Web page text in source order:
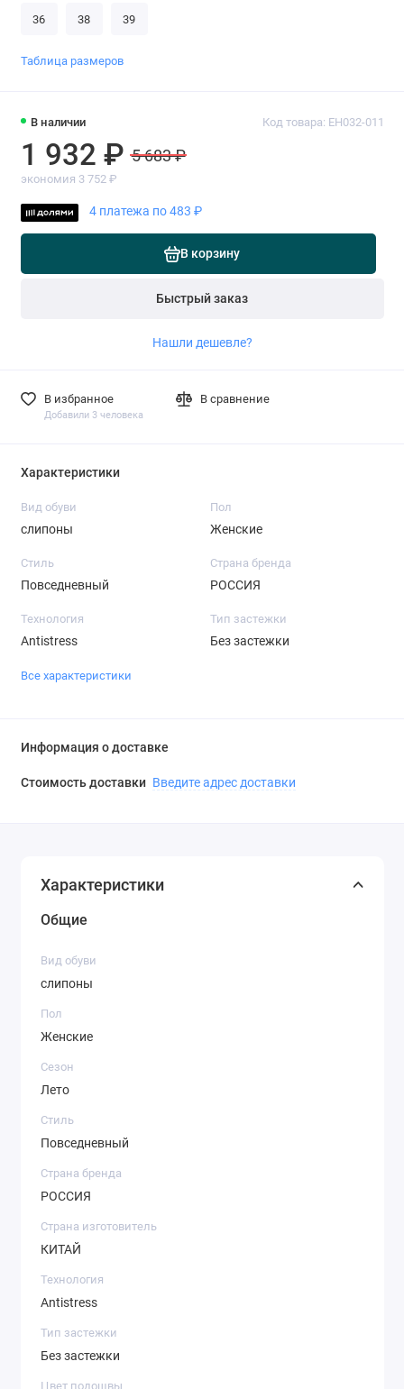
В наличии Код товара: EH032-011
1 932 ₽ 5 683 ₽
экономия 3 752 ₽
4 платежа по 483 ₽
В корзину
Быстрый заказ
Нашли дешевле?
В избранное
Добавили 3 человека
В сравнение
36 38 39
Таблица размеров
Характеристики
Вид обуви
слипоны
Пол
Женские
Стиль
Повседневный
Страна бренда
РОССИЯ
Технология
Antistress
Тип застежки
Без застежки
Все характеристики
Информация о доставке
Стоимость доставки Введите адрес доставки
Характеристики
Общие
Вид обуви
слипоны
Пол
Женские
Сезон
Лето
Стиль
Повседневный
Страна бренда
РОССИЯ
Страна изготовитель
КИТАЙ
Технология
Antistress
Тип застежки
Без застежки
Цвет подошвы